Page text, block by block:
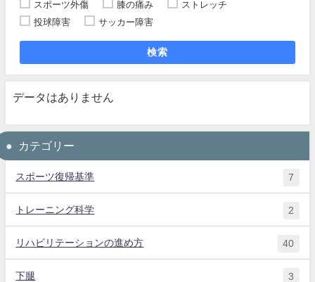
スポーツ外傷
膝の痛み
ストレッチ
投球障害
サッカー障害
検索
データはありません
カテゴリー
スポーツ復帰基準 7
トレーニング科学 2
リハビリテーションの進め方 40
下腿 3